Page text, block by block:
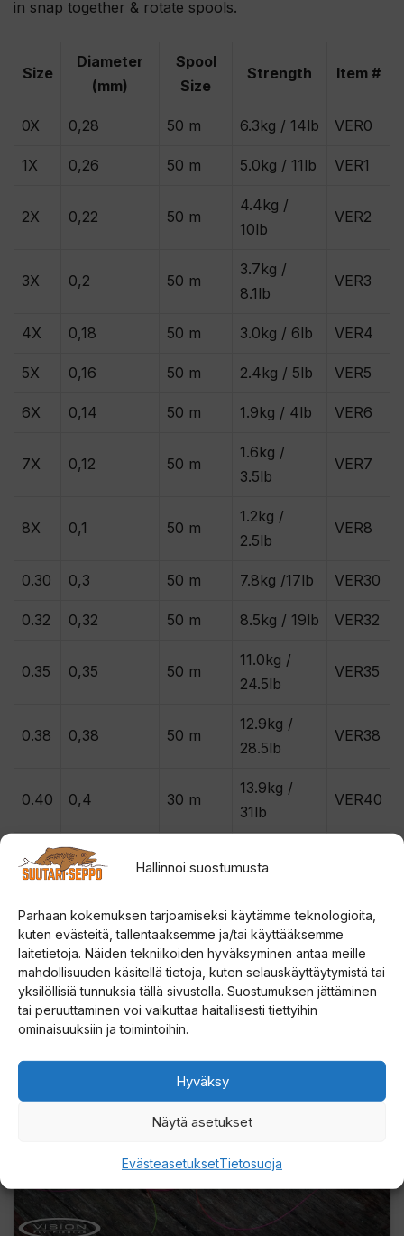
Hallinnoi suostumusta
Parhaan kokemuksen tarjoamiseksi käytämme teknologioita,
kuten evästeitä, tallentaaksemme ja/tai käyttääksemme
laitetietoja. Näiden tekniikoiden hyväksyminen antaa meille
mahdollisuuden käsitellä tietoja, kuten selauskäyttäytymistä tai
yksilöllisiä tunnuksia tällä sivustolla. Suostumuksen jättäminen
tai peruuttaminen voi vaikuttaa haitallisesti tiettyihin
ominaisuuksiin ja toimintoihin.
Hyväksy
Näytä asetukset
EvästeasetuksetTietosuoja
in snap together & rotate spools.
Size
Diameter
(mm)
Spool
Size
Strength Item #
0X 0,28 50 m 6.3kg / 14lb VER0
1X 0,26 50 m 5.0kg / 11lb VER1
2X 0,22 50 m
4.4kg /
10lb
VER2
3X 0,2 50 m
3.7kg /
8.1lb
VER3
4X 0,18 50 m 3.0kg / 6lb VER4
5X 0,16 50 m 2.4kg / 5lb VER5
6X 0,14 50 m 1.9kg / 4lb VER6
7X 0,12 50 m
1.6kg /
3.5lb
VER7
8X 0,1 50 m
1.2kg /
2.5lb
VER8
0.30 0,3 50 m 7.8kg /17lb VER30
0.32 0,32 50 m 8.5kg / 19lb VER32
0.35 0,35 50 m
11.0kg /
24.5lb
VER35
0.38 0,38 50 m
12.9kg /
28.5lb
VER38
0.40 0,4 30 m
13.9kg /
31lb
VER40
0.45 0,45 30 m
37lb
0.50 0,5 20 m
19.6kg /
42lb
VER50
Paina tästä markkinointi hyväksyäksesi
sisällön käyttöön